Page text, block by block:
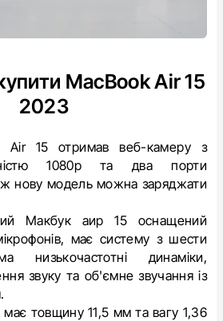
MacBook Air 15
2023
15 отримав веб-камеру з
1080p та два порти
нову модель можна заряджати
Макбук аир 15 оснащений
має систему з шести
низькочастотні динаміки,
звуку та об'ємне звучання із
товщину 11,5 мм та вагу 1,36